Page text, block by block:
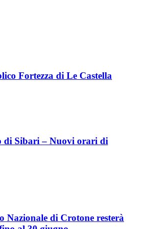
Fortezza di Le Castella
di Sibari – Nuovi orari di
Nazionale di Crotone resterà